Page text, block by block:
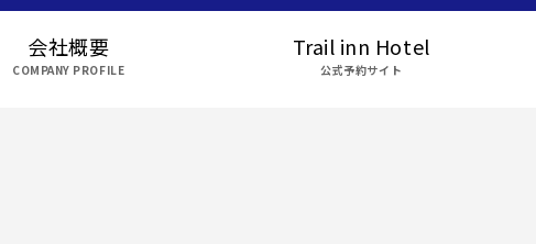
会社概要
COMPANY PROFILE
Trail inn Hotel
公式予約サイト